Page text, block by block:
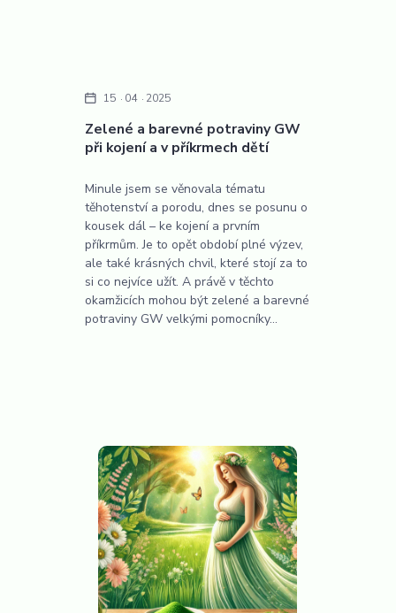
Zelené a barevné potraviny GW
při kojení a v příkrmech dětí
15 04 2025
Minule jsem se věnovala tématu
těhotenství a porodu, dnes se posunu o
kousek dál – ke kojení a prvním
příkrmům. Je to opět období plné výzev,
ale také krásných chvil, které stojí za to
si co nejvíce užít. A právě v těchto
okamžicích mohou být zelené a barevné
potraviny GW velkými pomocníky...